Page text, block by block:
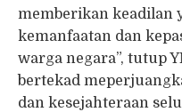
memberikan keadilan
kemanfaatan dan
warga negara”, tutup
bertekad
dan kesejahteraan